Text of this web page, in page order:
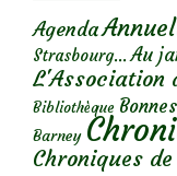
Agenda
Strasbourg... Au
L'Association
Bibliothèque
Barney
Chroniques